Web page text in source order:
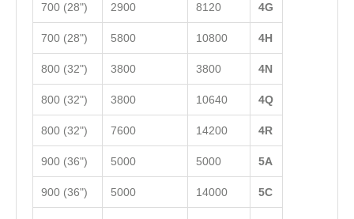
700 (28") 2900 8120 4G
700 (28") 5800 10800 4H
800 (32") 3800 3800 4N
800 (32") 3800 10640 4Q
800 (32") 7600 14200 4R
900 (36") 5000 5000 5А
900 (36") 5000 14000 5C